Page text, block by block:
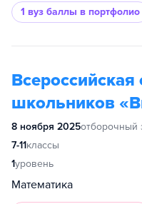
1 вуз баллы в портфолио
школьников
8 ноября 2025отборочный
7-11классы
1уровень
Математика